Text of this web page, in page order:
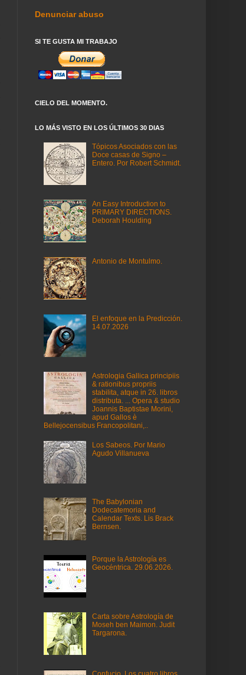
Denunciar abuso
SI TE GUSTA MI TRABAJO
CIELO DEL MOMENTO.
LO MÁS VISTO EN LOS ÚLTIMOS 30 DIAS
Tópicos Asociados con las
Doce casas de Signo –
Entero. Por Robert Schmidt.
An Easy Introduction to
PRIMARY DIRECTIONS.
Deborah Houlding
Antonio de Montulmo.
El enfoque en la Predicción.
14.07.2026
Astrologia Gallica principiis
& rationibus propriis
stabilita, atque in 26. libros
distributa. ... Opera & studio
Joannis Baptistae Morini,
apud Gallos è
Bellejocensibus Francopolitani,..
Los Sabeos. Por Mario
Agudo Villanueva
The Babylonian
Dodecatemoria and
Calendar Texts. Lis Brack
Bernsen.
Porque la Astrología es
Geocéntrica. 29.06.2026.
Carta sobre Astrología de
Moseh ben Maimon. Judit
Targarona.